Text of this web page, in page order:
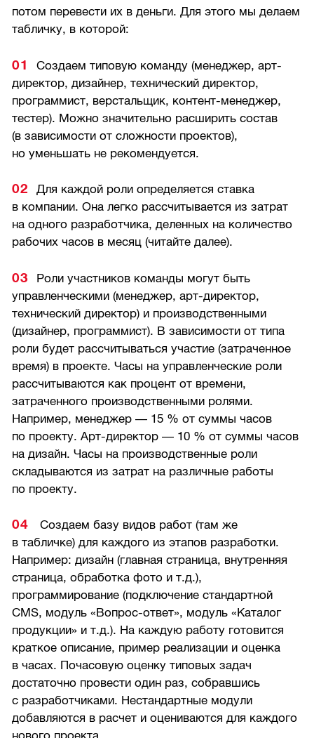
потом перевести их в деньги. Для этого мы делаем
табличку, в которой:
Создаем типовую команду (менеджер, арт-
директор, дизайнер, технический директор,
программист, верстальщик, контент-менеджер,
тестер). Можно значительно расширить состав
(в зависимости от сложности проектов),
но уменьшать не рекомендуется.
Для каждой роли определяется ставка
в компании. Она легко рассчитывается из затрат
на одного разработчика, деленных на количество
рабочих часов в месяц (читайте далее).
Роли участников команды могут быть
управленческими (менеджер, арт-директор,
технический директор) и производственными
(дизайнер, программист). В зависимости от типа
роли будет рассчитываться участие (затраченное
время) в проекте. Часы на управленческие роли
рассчитываются как процент от времени,
затраченного производственными ролями.
Например, менеджер — 15 % от суммы часов
по проекту. Арт-директор — 10 % от суммы часов
на дизайн. Часы на производственные роли
складываются из затрат на различные работы
по проекту.
Создаем базу видов работ (там же
в табличке) для каждого из этапов разработки.
Например: дизайн (главная страница, внутренняя
страница, обработка фото и т.д.),
программирование (подключение стандартной
CMS, модуль «Вопрос-ответ», модуль «Каталог
продукции» и т.д.). На каждую работу готовится
краткое описание, пример реализации и оценка
в часах. Почасовую оценку типовых задач
достаточно провести один раз, собравшись
с разработчиками. Нестандартные модули
добавляются в расчет и оцениваются для каждого